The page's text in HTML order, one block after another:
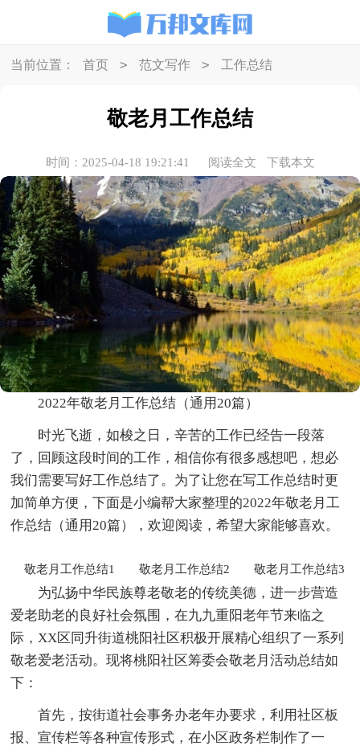
当前位置： 首页 > 范文写作 > 工作总结
敬老月工作总结
时间：2025-04-18 19:21:41 阅读全文 下载本文
2022年敬老月工作总结（通用20篇）
时光飞逝，如梭之日，辛苦的工作已经告一段落
了，回顾这段时间的工作，相信你有很多感想吧，想必
我们需要写好工作总结了。为了让您在写工作总结时更
加简单方便，下面是小编帮大家整理的2022年敬老月工
作总结（通用20篇），欢迎阅读，希望大家能够喜欢。
敬老月工作总结1
为弘扬中华民族尊老敬老的传统美德，进一步营造
爱老助老的良好社会氛围，在九九重阳老年节来临之
际，XX区同升街道桃阳社区积极开展精心组织了一系列
敬老爱老活动。现将桃阳社区筹委会敬老月活动总结如
下：
首先，按街道社会事务办老年办要求，利用社区板
报、宣传栏等各种宣传形式，在小区政务栏制作了一
敬老月工作总结2 敬老月工作总结3